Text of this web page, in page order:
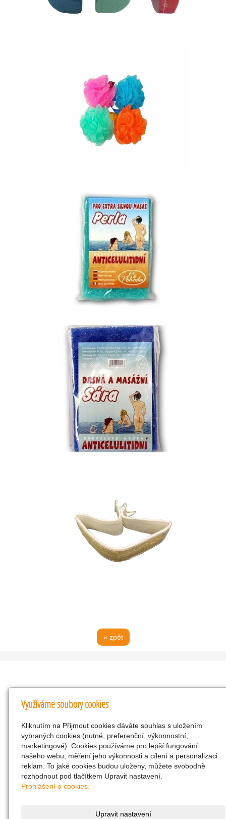
« zpět
Kontakty
KNK obchodní společnost s r.o.
Komenského 127, Žacléř, 542 01 Číslo účtu:
286293602/0300
25298518
CZ25298518
info@drogerienacestach.cz
Využíváme soubory cookies
Kliknutím na Přijmout cookies dáváte souhlas s uložením
vybraných cookies (nutné, preferenční, výkonnostní,
marketingové). Cookies používáme pro lepší fungování
našeho webu, měření jeho výkonnosti a cílení a personalizaci
reklam. To jaké cookies budou uloženy, můžete svobodně
rozhodnout pod tlačítkem Upravit nastavení.
Prohlášení o cookies.
Upravit nastavení